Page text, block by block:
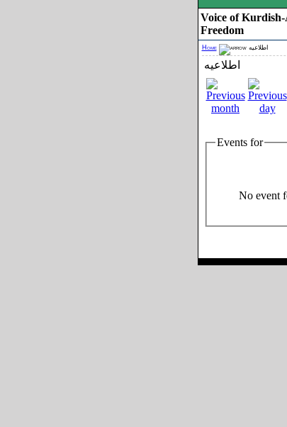
Voice of Kurdish-
Freedom
Home اطلاعیه
اطلاعیه
Events for
No event